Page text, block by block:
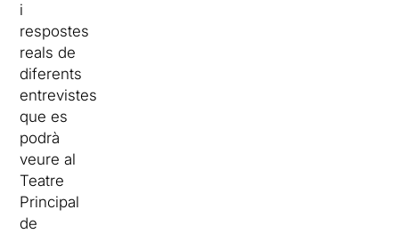
i
respostes
reals de
diferents
entrevistes
que es
podrà
veure al
Teatre
Principal
de